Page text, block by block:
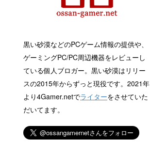
黒い砂漠などのPCゲーム情報の提供や、
ゲーミングPC/PC周辺機器をレビューし
ている個人ブロガー。黒い砂漠はリリー
スの2015年からずっと現役です。2021年
より4Gamer.netでライターをさせていた
だいてます。